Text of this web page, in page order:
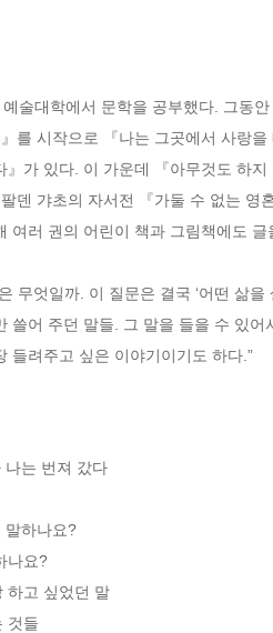
술대학에서 문학을 공부했다. 그동
』를 시작으로 『나는 그곳에서 사랑
』가 있다. 이 가운데 『아무것도 하
덴 갸초의 자서전 『가둘 수 없는
여러 권의 어린이 책과 그림책에도
무엇일까. 이 질문은 결국 ‘어떤 삶
쓸어 주던 말들. 그 말을 들을 수 있
들려주고 싶은 이야기이기도 하다.”
나는 번져 갔다
말하나요?
나요?
하고 싶었던 말
것들